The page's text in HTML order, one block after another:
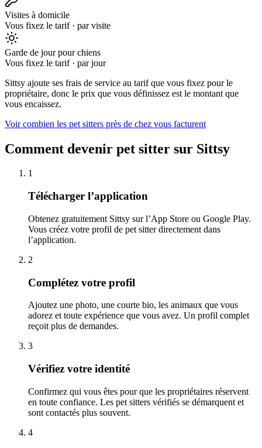
Visites à domicile
Vous fixez le tarif· par visite
Garde de jour pour chiens
Vous fixez le tarif· par jour
Sittsy ajoute ses frais de service au tarif que vous fixez pour le
propriétaire, donc le prix que vous définissez est le montant que
vous encaissez.
Voir combien les pet sitters près de chez vous facturent
Comment devenir pet sitter sur Sittsy
1
Télécharger l’application
Obtenez gratuitement Sittsy sur l’App Store ou Google Play.
Vous créez votre profil de pet sitter directement dans
l’application.
2
Complétez votre profil
Ajoutez une photo, une courte bio, les animaux que vous
adorez et toute expérience que vous avez. Un profil complet
reçoit plus de demandes.
3
Vérifiez votre identité
Confirmez qui vous êtes pour que les propriétaires réservent
en toute confiance. Les pet sitters vérifiés se démarquent et
sont contactés plus souvent.
4